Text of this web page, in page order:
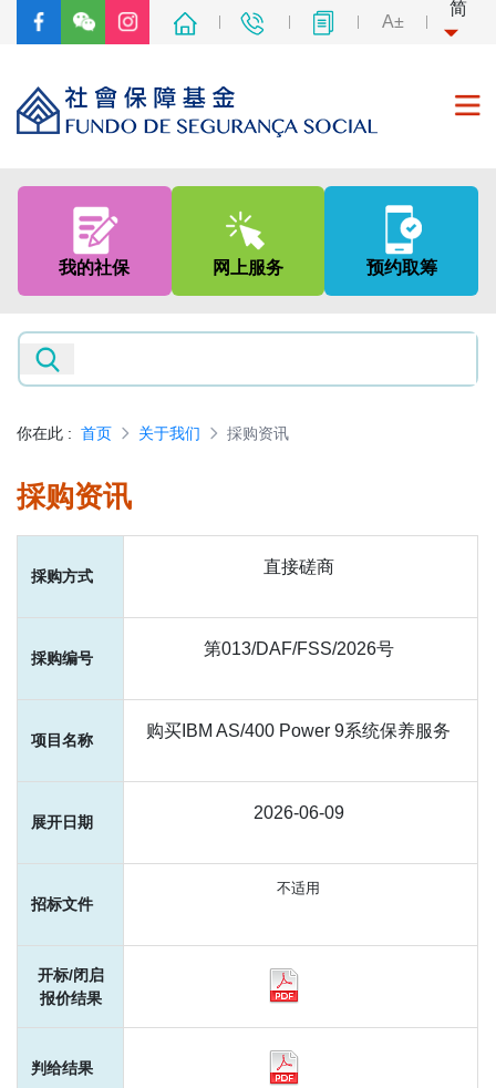
A±
简
关于我们
我的社保 网上服务 预约取筹
你在此 : 首页 关于我们 採购资讯
採购资讯
方
编
项
展开日期
招
标
开
闭
启
结
判给结果
直接磋商
第013/DAF/FSS/2026号
购买IBM AS/400 Power 9系统保养服务
2026-06-09
不适用